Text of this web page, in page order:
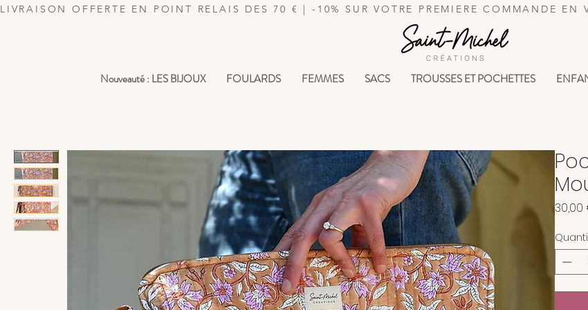
LIVRAISON OFFERTE EN POINT RELAIS DES 70 € | -10% SUR VOTRE PREMIERE COMMANDE
Nouveauté : LES BIJOUX FOULARDS FEMMES SACS TROUSSES ET POCHETTES
30,00